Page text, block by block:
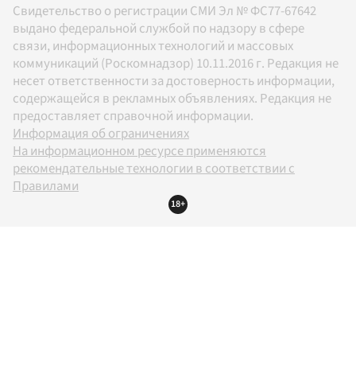
Свидетельство о регистрации СМИ Эл № ФС77-67642
выдано федеральной службой по надзору в сфере
связи, информационных технологий и массовых
коммуникаций (Роскомнадзор) 10.11.2016 г. Редакция не
несет ответственности за достоверность информации,
содержащейся в рекламных объявлениях. Редакция не
предоставляет справочной информации.
Информация об ограничениях
На информационном ресурсе применяются
рекомендательные технологии в соответствии с
Правилами
18+